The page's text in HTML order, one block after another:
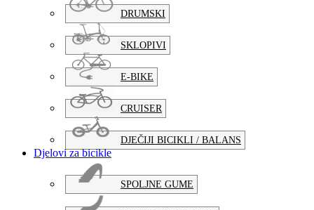
DRUMSKI
SKLOPIVI
E-BIKE
CRUISER
DJEČIJI BICIKLI / BALANS
Djelovi za bicikle
SPOLJNE GUME